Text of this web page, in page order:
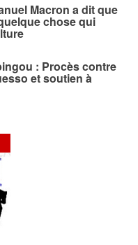
Macron a dit que
chose qui
: Procès contre
et soutien à